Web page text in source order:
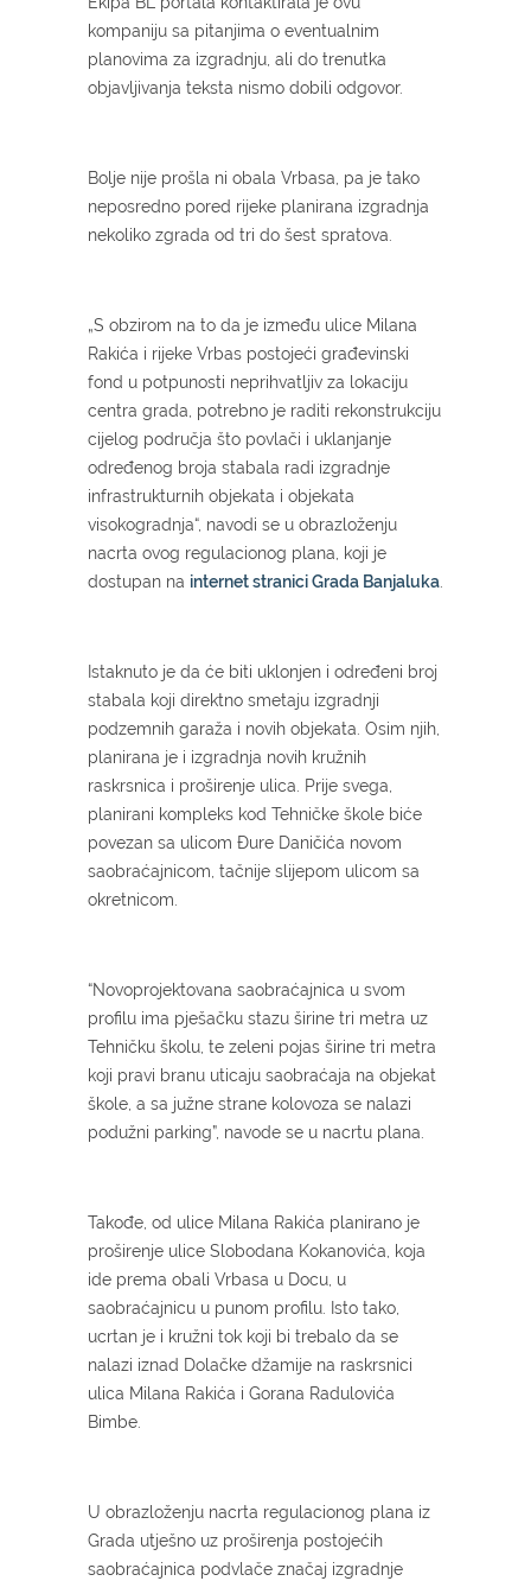
kompaniju sa pitanjima o eventualnim
planovima za izgradnju, ali do trenutka
objavljivanja teksta nismo dobili odgovor.
Bolje nije prošla ni obala Vrbasa, pa je tako
neposredno pored rijeke planirana izgradnja
nekoliko zgrada od tri do šest spratova.
„S obzirom na to da je između ulice Milana
Rakića i rijeke Vrbas postojeći građevinski
fond u potpunosti neprihvatljiv za lokaciju
centra grada, potrebno je raditi rekonstrukciju
cijelog područja što povlači i uklanjanje
određenog broja stabala radi izgradnje
infrastrukturnih objekata i objekata
visokogradnja“, navodi se u obrazloženju
nacrta ovog regulacionog plana, koji je
dostupan na internet stranici Grada Banjaluka
Istaknuto je da će biti uklonjen i određeni broj
stabala koji direktno smetaju izgradnji
podzemnih garaža i novih objekata. Osim njih,
planirana je i izgradnja novih kružnih
raskrsnica i proširenje ulica. Prije svega,
planirani kompleks kod Tehničke škole biće
povezan sa ulicom Đure Daničića novom
saobraćajnicom, tačnije slijepom ulicom sa
okretnicom.
“Novoprojektovana saobraćajnica u svom
profilu ima pješačku stazu širine tri metra uz
Tehničku školu, te zeleni pojas širine tri metra
koji pravi branu uticaju saobraćaja na objekat
škole, a sa južne strane kolovoza se nalazi
podužni parking”, navode se u nacrtu plana.
Takođe, od ulice Milana Rakića planirano je
proširenje ulice Slobodana Kokanovića, koja
ide prema obali Vrbasa u Docu, u
saobraćajnicu u punom profilu. Isto tako,
ucrtan je i kružni tok koji bi trebalo da se
nalazi iznad Dolačke džamije na raskrsnici
ulica Milana Rakića i Gorana Radulovića
Bimbe.
U obrazloženju nacrta regulacionog plana iz
Grada utješno uz proširenja postojećih
saobraćajnica podvlače značaj izgradnje